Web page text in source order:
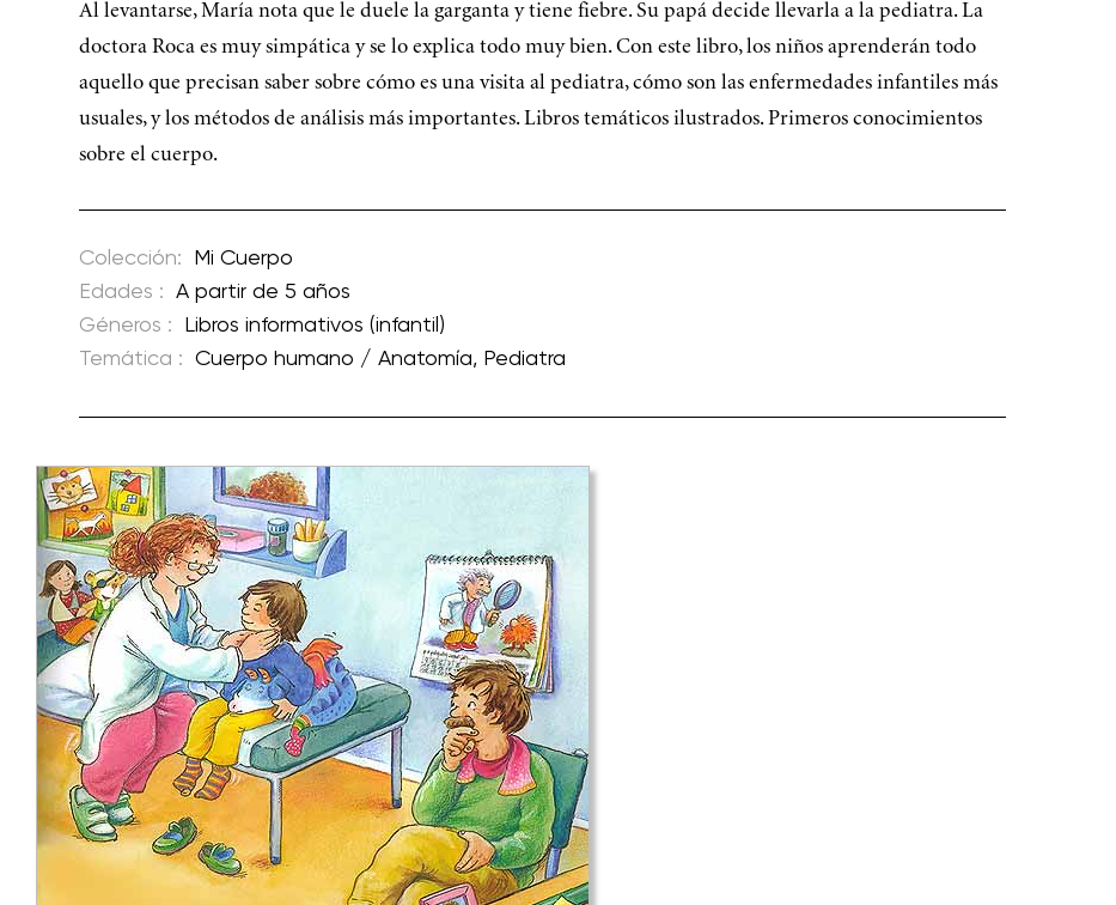
Al levantarse, María nota que le duele la garganta y tiene fiebre. Su papá decide llevarla a la pediatra. La
doctora Roca es muy simpática y se lo explica todo muy bien. Con este libro, los niños aprenderán todo
aquello que precisan saber sobre cómo es una visita al pediatra, cómo son las enfermedades infantiles más
usuales, y los métodos de análisis más importantes. Libros temáticos ilustrados. Primeros conocimientos
sobre el cuerpo.
Colección: Mi Cuerpo
Edades : A partir de 5 años
Géneros : Libros informativos (infantil)
Temática : Cuerpo humano / Anatomía, Pediatra